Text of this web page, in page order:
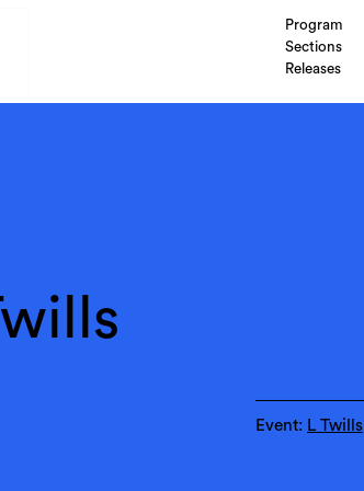
Program
Sections
Releases
Event: L Twills